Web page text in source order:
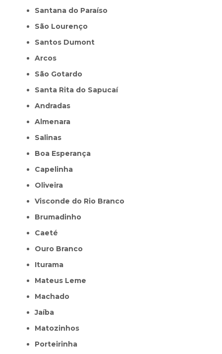
Santana do Paraíso
São Lourenço
Santos Dumont
Arcos
São Gotardo
Santa Rita do Sapucaí
Andradas
Almenara
Salinas
Boa Esperança
Capelinha
Oliveira
Visconde do Rio Branco
Brumadinho
Caeté
Ouro Branco
Iturama
Mateus Leme
Machado
Jaíba
Matozinhos
Porteirinha